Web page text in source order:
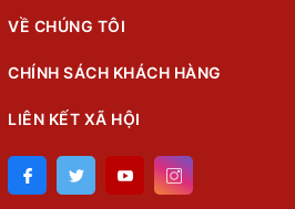
VỀ CHÚNG TÔI
CHÍNH SÁCH KHÁCH HÀNG
LIÊN KẾT XÃ HỘI